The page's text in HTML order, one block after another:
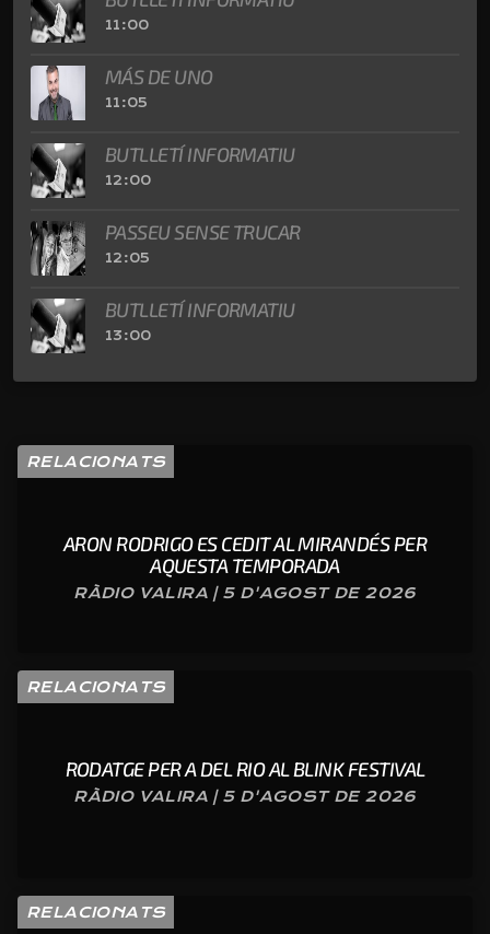
11:00
MÁS DE UNO
11:05
BUTLLETÍ INFORMATIU
12:00
PASSEU SENSE TRUCAR
12:05
BUTLLETÍ INFORMATIU
13:00
RELACIONATS
ARON RODRIGO ES CEDIT AL MIRANDÉS PER
AQUESTA TEMPORADA
RÀDIO VALIRA | 5 D'AGOST DE 2026
RELACIONATS
RODATGE PER A DEL RIO AL BLINK FESTIVAL
RÀDIO VALIRA | 5 D'AGOST DE 2026
RELACIONATS